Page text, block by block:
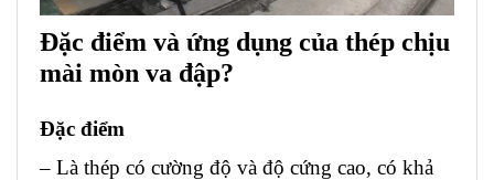
Đặc điểm và ứng dụng của thép chịu
mài mòn va đập?
Đặc điểm
– Là thép có cường độ và độ cứng cao, có khả